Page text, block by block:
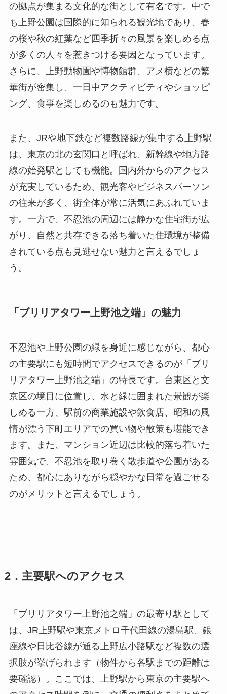
の拠点が集まる文化的な街として有名です。中で
も上野公園は国際的に知られる観光地であり、春
の桜や秋の紅葉など四季折々の風景を楽しめる点
が多くの人々を惹きつける要因となっています。
さらに、上野動物園や博物館群、アメ横などの繁
華街が密集し、一日中アクティビティやショッピ
ング、食事を楽しめるのも魅力です。
また、JRや地下鉄など複数路線が集中する上野駅
は、東京の北の玄関口と呼ばれ、新幹線や地方路
線の始発駅としても機能。国内外からのアクセス
が充実しているため、観光客やビジネスパーソン
の往来が多く、街全体が常に活気にあふれていま
す。一方で、不忍池の周辺には静かな住宅街が広
がり、自然と共存できる落ち着いた住環境が整備
されている点も見逃せない魅力と言えるでしょ
う。
「ブリリアタワー上野池之端」の魅力
不忍池や上野公園の緑を身近に感じながら、都心
の主要駅にも短時間でアクセスできるのが「ブリ
リアタワー上野池之端」の特長です。台東区と文
京区の境目に位置し、水と緑に囲まれた景観が楽
しめる一方、駅前の商業施設や飲食店、昭和の風
情が漂う下町エリアでの買い物や散策も堪能でき
ます。また、マンション近辺は比較的落ち着いた
雰囲気で、不忍池を取り巻く散歩道や公園がある
ため、都心にありながら穏やかな日常を過ごせる
のがメリットと言えるでしょう。
2．主要駅へのアクセス
「ブリリアタワー上野池之端」の最寄り駅として
は、JR上野駅や東京メトロ千代田線の湯島駅、銀
座線や日比谷線が通る上野広小路駅など複数の選
択肢が挙げられます（物件から各駅までの距離は
要確認）。ここでは、上野駅から東京の主要駅へ